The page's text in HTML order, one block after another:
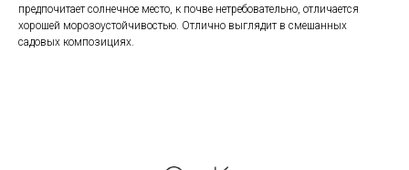
предпочитает солнечное место, к почве нетребовательно, отличается
хорошей морозоустойчивостью. Отлично выглядит в смешанных
садовых композициях.